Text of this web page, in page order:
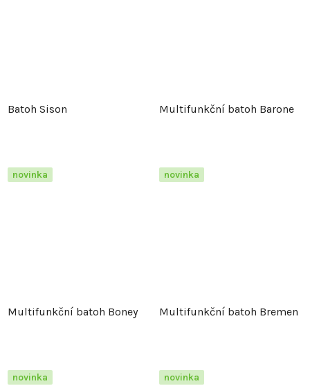
Batoh Sison Multifunkční batoh Barone
novinka
Multifunkční batoh Boney
novinka
Multifunkční batoh Bremen
novinka novinka